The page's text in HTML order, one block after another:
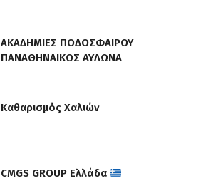
ΑΚΑΔΗΜΙΕΣ ΠΟΔΟΣΦΑΙΡΟΥ
ΠΑΝΑΘΗΝΑΙΚΟΣ ΑΥΛΩΝΑ
Καθαρισμός Χαλιών
CMGS GROUP Ελλάδα